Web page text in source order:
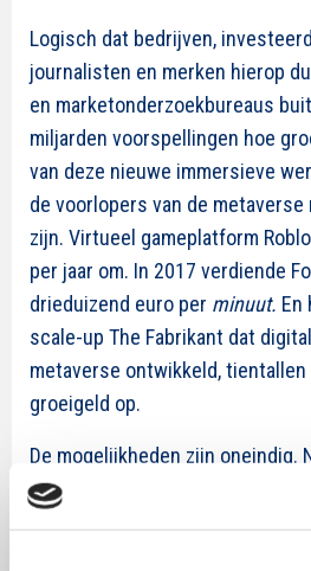
Logisch dat bedrijven,
journalisten en merken hierop
en marketonderzoekbureaus
miljarden voorspellingen hoe
van deze nieuwe immersieve
de voorlopers van de
zijn. Virtueel gameplatform
per jaar om. In 2017 verdiende
drieduizend euro per minuut. En
scale-up The Fabrikant dat
metaverse ontwikkeld, tientallen
groeigeld op.
De mogelijkheden zijn oneindig.
gaming, mode en entertainment,